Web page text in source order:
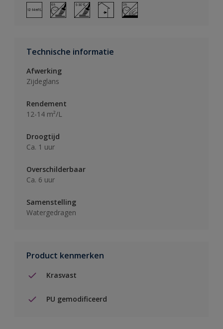
Technische informatie
Afwerking
Zijdeglans
Rendement
12-14 m²/L
Droogtijd
Ca. 1 uur
Overschilderbaar
Ca. 6 uur
Samenstelling
Watergedragen
Product kenmerken
Krasvast
PU gemodificeerd